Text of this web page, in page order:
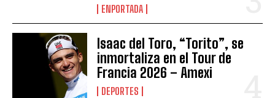
ENPORTADA
Isaac del Toro, “Torito”, se
inmortaliza en el Tour de
Francia 2026 – Amexi
DEPORTES